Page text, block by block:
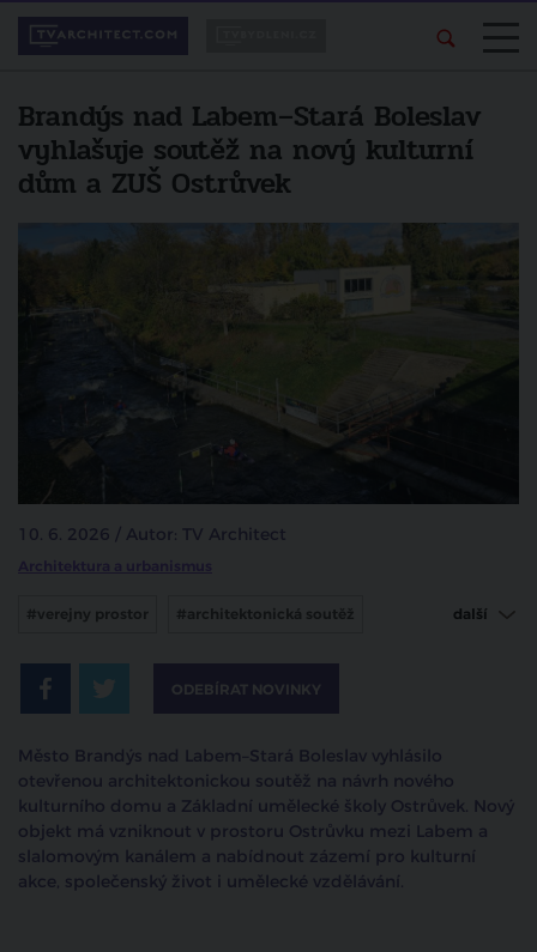
Brandýs nad Labem–Stará Boleslav
vyhlašuje soutěž na nový kulturní
dům a ZUŠ Ostrůvek
10. 6. 2026 / Autor: TV Architect
Architektura a urbanismus
#verejny prostor #architektonická soutěž
#brandýs nad labem
další
ODEBÍRAT NOVINKY
Město Brandýs nad Labem–Stará Boleslav vyhlásilo
otevřenou architektonickou soutěž na návrh nového
kulturního domu a Základní umělecké školy Ostrůvek. Nový
objekt má vzniknout v prostoru Ostrůvku mezi Labem a
slalomovým kanálem a nabídnout zázemí pro kulturní
akce, společenský život i umělecké vzdělávání.